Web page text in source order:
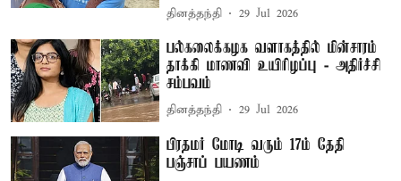
தினத்தந்தி 29 Jul 2026
பல்கலைக்கழக வளாகத்தில் மின்சாரம்
தாக்கி மாணவி உயிரிழப்பு - அதிர்ச்சி
சம்பவம்
தினத்தந்தி 29 Jul 2026
பிரதமர் மோடி வரும் 17ம் தேதி
பஞ்சாப் பயணம்